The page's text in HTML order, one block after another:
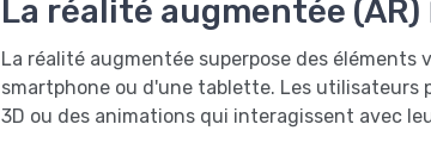
La réalité augmentée
La réalité augmentée superpose des
smartphone ou d'une tablette. Les utilisateurs
3D ou des animations qui interagissent avec